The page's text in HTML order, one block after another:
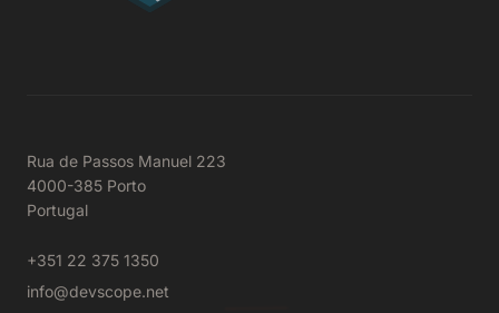
Rua de Passos Manuel 223
4000-385 Porto
Portugal
+351 22 375 1350
info@devscope.net